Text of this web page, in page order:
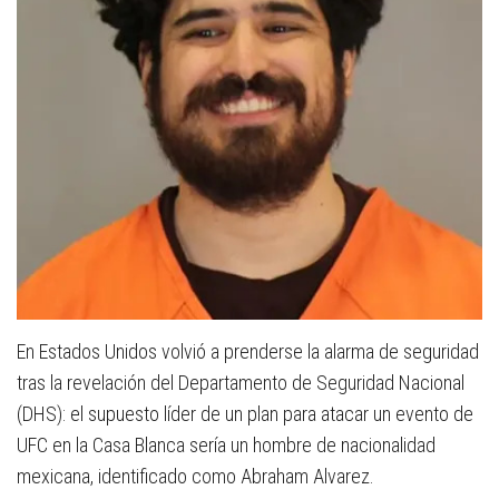
En Estados Unidos volvió a prenderse la alarma de seguridad
tras la revelación del Departamento de Seguridad Nacional
(DHS): el supuesto líder de un plan para atacar un evento de
UFC en la Casa Blanca sería un hombre de nacionalidad
mexicana, identificado como Abraham Alvarez.